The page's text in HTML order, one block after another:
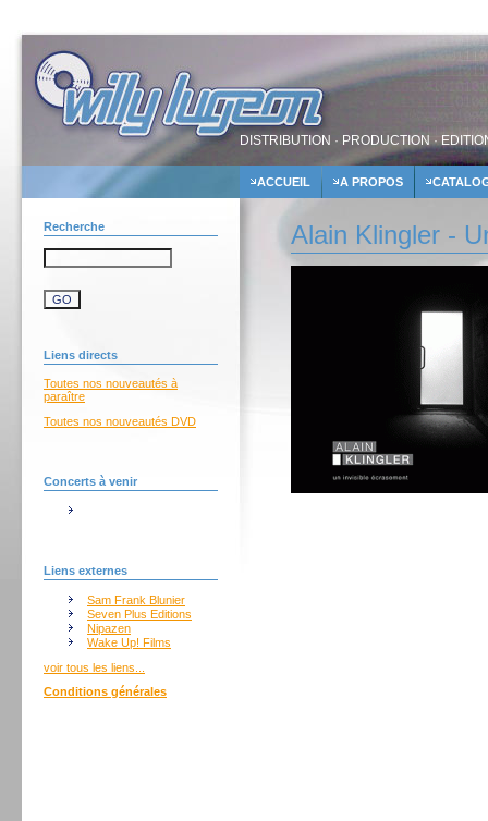
DISTRIBUTION · PRODUCTION ·
ACCUEIL A PROPOS
Recherche
Liens directs
Toutes nos nouveautés à
paraître
Toutes nos nouveautés DVD
Concerts à venir
Liens externes
Sam Frank Blunier
Seven Plus Editions
Nipazen
Wake Up! Films
voir tous les liens...
Conditions générales
Alain Klingler -